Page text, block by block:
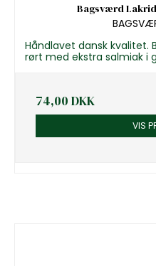
Bagsværd
Håndlavet dansk kvalitet.
rørt med ekstra salmiak i
74,00 DKK
VIS